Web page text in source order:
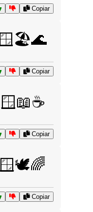
Copiar
🪟🏖️🌊
Copiar
🪟📖☕
Copiar
🪟🕊️🌈
Copiar